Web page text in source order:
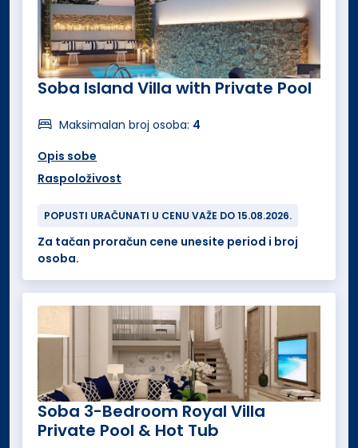
Soba Island Villa with Private Pool
Maksimalan broj osoba: 4
Opis sobe
Raspoloživost
POPUSTI URAČUNATI U CENU VAŽE DO 15.08.2026.
Za tačan proračun cene unesite period i broj
osoba.
Soba 3-Bedroom Royal Villa
Private Pool & Hot Tub